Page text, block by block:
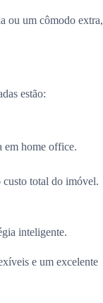
ou um cômodo extra,
estão:
em home office.
custo total do imóvel.
inteligente.
e um excelente